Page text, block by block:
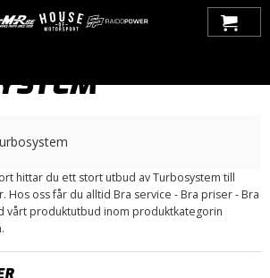
9-5 (2010-2012)>
hittar du ett stort utbud av Turbosystem till
Hos oss får du alltid Bra service - Bra priser - Bra
vårt produktutbud inom produktkategorin